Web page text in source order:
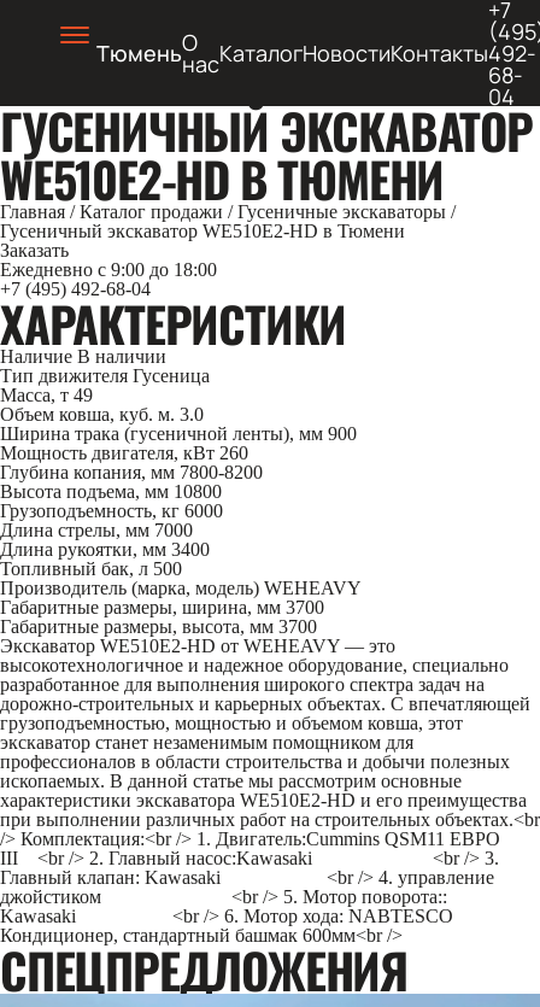
ТюменьО
насКаталогНовостиКонтакты
+7
492-
68-
04
ГУСЕНИЧНЫЙ ЭКСКАВАТОР
WE510E2-HD В ТЮМЕНИ
Главная / Каталог продажи / Гусеничные экскаваторы /
Гусеничный экскаватор WE510E2-HD в Тюмени
Заказать
Ежедневно с 9:00 до 18:00
+7 (495) 492-68-04
ХАРАКТЕРИСТИКИ
Наличие В наличии
Тип движителя Гусеница
Масса, т 49
Объем ковша, куб. м. 3.0
Ширина трака (гусеничной ленты), мм 900
Мощность двигателя, кВт 260
Глубина копания, мм 7800-8200
Высота подъема, мм 10800
Грузоподъемность, кг 6000
Длина стрелы, мм 7000
Длина рукоятки, мм 3400
Топливный бак, л 500
Производитель (марка, модель) WEHEAVY
Габаритные размеры, ширина, мм 3700
Габаритные размеры, высота, мм 3700
Экскаватор WE510E2-HD от WEHEAVY — это
высокотехнологичное и надежное оборудование, специально
разработанное для выполнения широкого спектра задач на
дорожно-строительных и карьерных объектах. С впечатляющей
грузоподъемностью, мощностью и объемом ковша, этот
экскаватор станет незаменимым помощником для
профессионалов в области строительства и добычи полезных
ископаемых. В данной статье мы рассмотрим основные
характеристики экскаватора WE510E2-HD и его преимущества
при выполнении различных работ на строительных объектах.<br
/> Комплектация:<br /> 1. Двигатель:Cummins QSM11 ЕВРО
III <br /> 2. Главный насос:Kawasaki <br /> 3.
Главный клапан: Kawasaki <br /> 4. управление
джойстиком <br /> 5. Мотор поворота::
Kawasaki <br /> 6. Мотор хода: NABTESCO
Кондиционер, стандартный башмак 600мм<br />
CПЕЦПРЕДЛОЖЕНИЯ